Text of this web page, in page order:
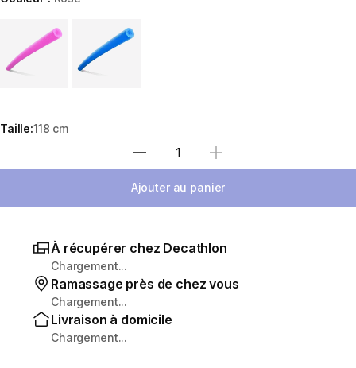
Choose a variant
Taille:118 cm
Sélectionnez la quantité
Ajouter au panier
À récupérer chez Decathlon
Chargement...
Ramassage près de chez vous
Chargement...
Livraison à domicile
Chargement...